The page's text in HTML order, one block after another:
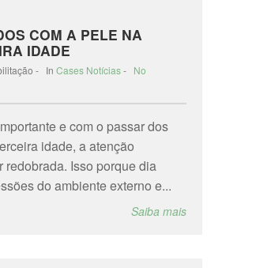
COM A PELE NA
IDADE
- In Cases Notícias- No
e com o passar dos
idade, a atenção
Isso porque dia
do ambiente externo e...
Saiba mais